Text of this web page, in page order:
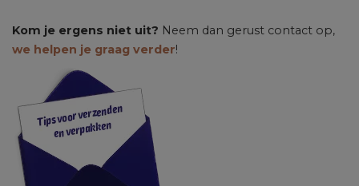
Kom je ergens niet uit? Neem dan gerust contact op,
we helpen je graag verder!